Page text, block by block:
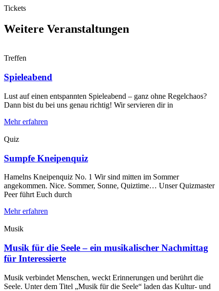
Tickets
Weitere Veranstaltungen
Treffen
Spieleabend
Lust auf einen entspannten Spieleabend – ganz ohne Regelchaos?
Dann bist du bei uns genau richtig! Wir servieren dir in
Mehr erfahren
Quiz
Sumpfe Kneipenquiz
Hamelns Kneipenquiz No. 1 Wir sind mitten im Sommer
angekommen. Nice. Sommer, Sonne, Quiztime… Unser Quizmaster
Peer führt Euch durch
Mehr erfahren
Musik
Musik für die Seele – ein musikalischer Nachmittag
für Interessierte
Musik verbindet Menschen, weckt Erinnerungen und berührt die
Seele. Unter dem Titel „Musik für die Seele“ laden das Kultur- und